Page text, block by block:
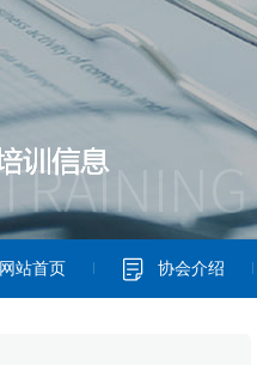
网站首页 协会介绍